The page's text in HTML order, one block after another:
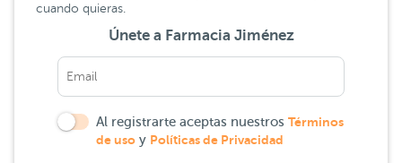
cuando quieras.
Únete a Farmacia Jiménez
Al registrarte aceptas nuestros Términos
de uso y Políticas de Privacidad